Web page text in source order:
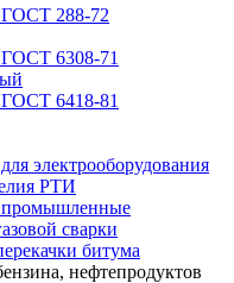
ГОСТ 288-72
6308-71
6418-81
электрооборудования
РТИ
сварки
битума
нефтепродуктов